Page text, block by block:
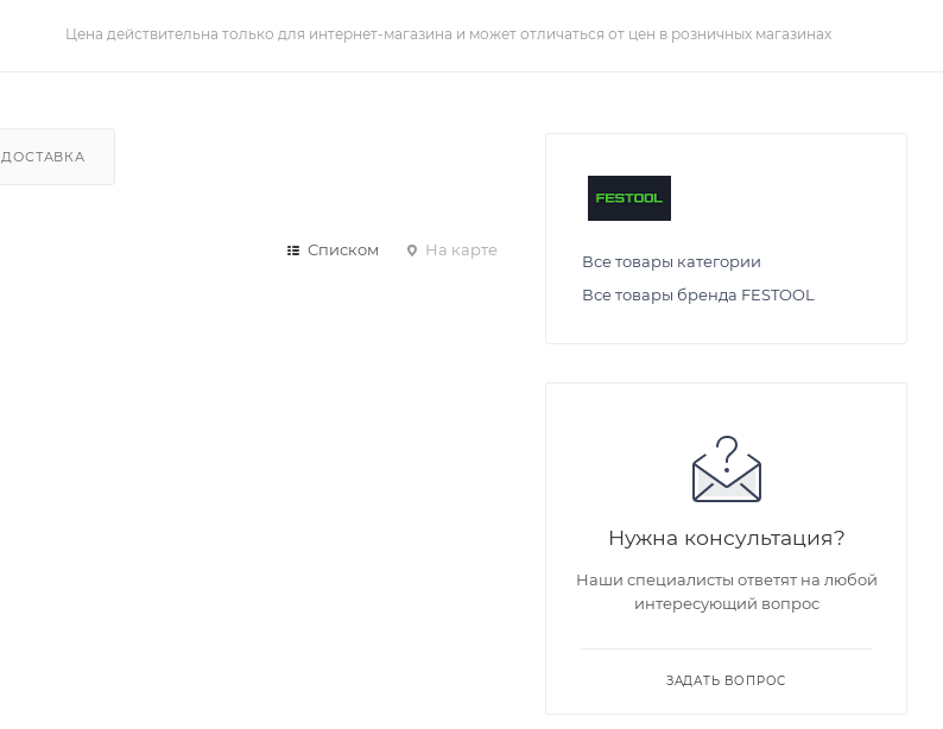
Цена действительна только для интернет-магазина и может отличаться от цен в розничных магазинах
ДОСТАВКА
Списком На карте
Все товары категории
Все товары бренда FESTOOL
Нужна консультация?
Наши специалисты ответят на любой
интересующий вопрос
ЗАДАТЬ ВОПРОС